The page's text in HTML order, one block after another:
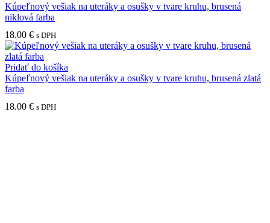
Kúpeľnový vešiak na uteráky a osušky v tvare kruhu, brusená
niklová farba
18.00 € s DPH
Pridať do košíka
Kúpeľnový vešiak na uteráky a osušky v tvare kruhu, brusená zlatá
farba
18.00 € s DPH